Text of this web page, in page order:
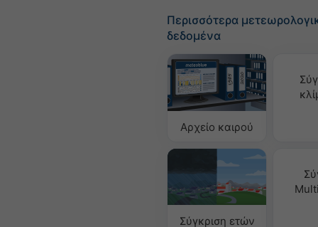
Περισσότερα
δεδομένα
Αρχείο καιρού
Σύγκριση ετών